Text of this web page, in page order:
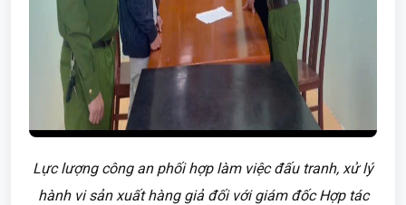
Lực lượng công an phối hợp làm việc đấu tranh, xử lý
hành vi sản xuất hàng giả đối với giám đốc Hợp tác